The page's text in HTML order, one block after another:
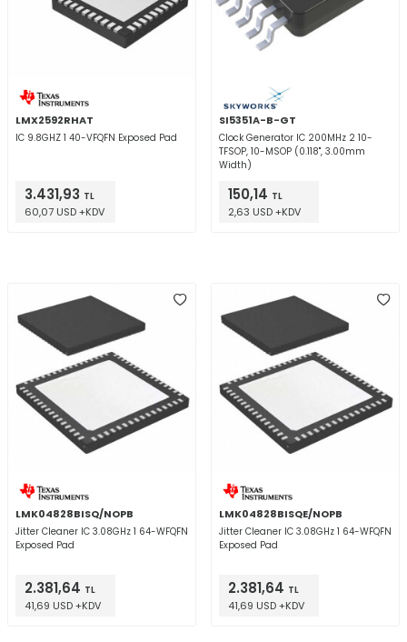
LMX2592RHAT
IC 9.8GHZ 1 40-VFQFN Exposed Pad
3.431,93 TL
60,07 USD +KDV
SI5351A-B-GT
Clock Generator IC 200MHz 2 10-
TFSOP, 10-MSOP (0.118", 3.00mm
Width)
150,14 TL
2,63 USD +KDV
LMK04828BISQ/NOPB
Jitter Cleaner IC 3.08GHz 1 64-WFQFN
Exposed Pad
2.381,64 TL
41,69 USD +KDV
LMK04828BISQE/NOPB
Jitter Cleaner IC 3.08GHz 1 64-WFQFN
Exposed Pad
2.381,64 TL
41,69 USD +KDV